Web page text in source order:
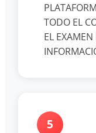
TODO EL
EL EXAMEN
5